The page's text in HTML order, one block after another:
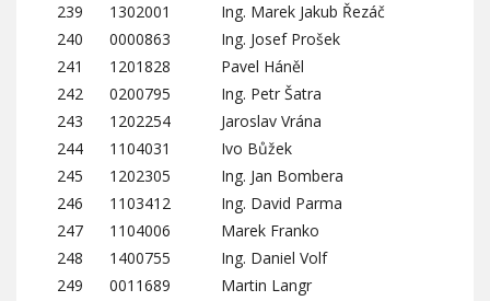
239
1302001
Ing. Marek Jakub Řezáč
240
0000863
Ing. Josef Prošek
241
1201828
Pavel Háněl
242
0200795
Ing. Petr Šatra
243
1202254
Jaroslav Vrána
244
1104031
Ivo Bůžek
245
1202305
Ing. Jan Bombera
246
1103412
Ing. David Parma
247
1104006
Marek Franko
248
1400755
Ing. Daniel Volf
249
0011689
Martin Langr